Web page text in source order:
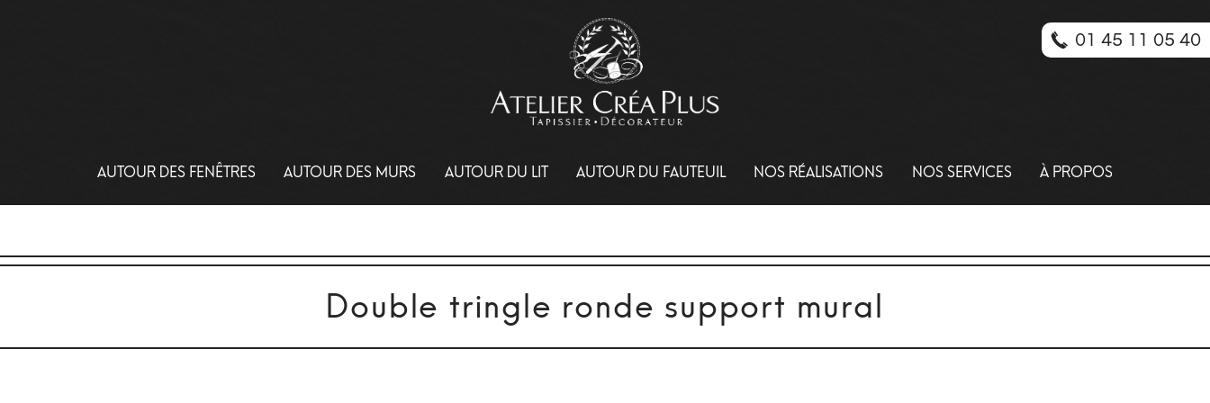
AUTOUR DES FENÊTRES AUTOUR DES MURS AUTOUR DU LIT AUTOUR DU FAUTEUIL NOS RÉALISATIONS NOS SERVICES À PROPOS
Double tringle ronde support mural
01 45 11 05 40